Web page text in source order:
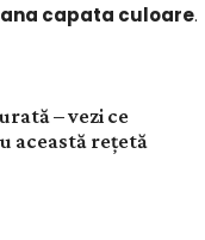
capata culoare.
– vezi ce
această rețetă